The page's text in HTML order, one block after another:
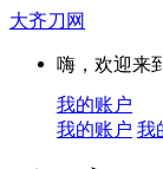
大齐刀网
嗨，欢迎来
我的账户
我的账户 我